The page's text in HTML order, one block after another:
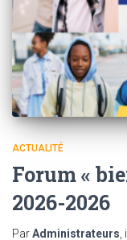
ACTUALITÉ
Forum «
2026-2026
ParAdministrateurs